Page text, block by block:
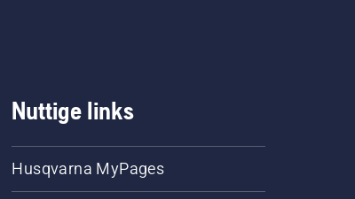
Nuttige links
Husqvarna MyPages